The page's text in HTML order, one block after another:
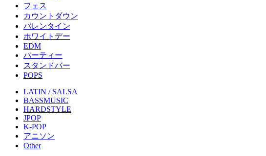
フェス
カウントダウン
バレンタイン
ホワイトデー
EDM
パーティー
スタンドバー
POPS
LATIN / SALSA
BASSMUSIC
HARDSTYLE
JPOP
K-POP
アニソン
Other